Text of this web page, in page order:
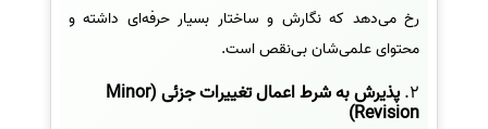
رخ می‌دهد که نگارش و ساختار بسیار حرفه‌ای داشته و
محتوای علمی‌شان بی‌نقص است.
2. پذیرش به شرط اعمال تغییرات جزئی (Minor
Revision)